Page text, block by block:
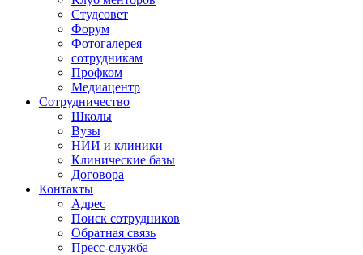
Студсовет
Форум
Фотогалерея
сотрудникам
Профком
Медиацентр
Сотрудничество
Школы
Вузы
НИИ и клиники
Клинические базы
Договора
Контакты
Адрес
Поиск сотрудников
Обратная связь
Пресс-служба